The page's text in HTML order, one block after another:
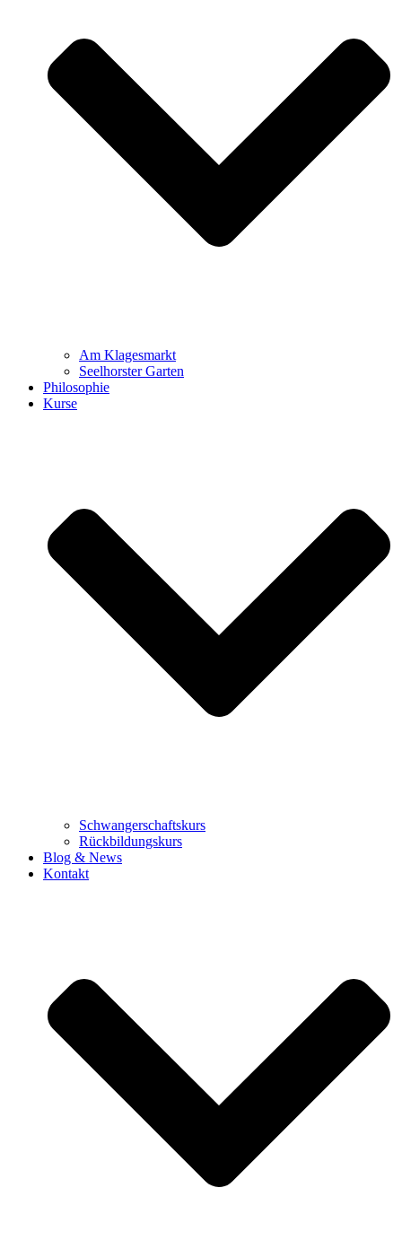
Am Klagesmarkt
Seelhorster Garten
Philosophie
Kurse
Schwangerschaftskurs
Rückbildungskurs
Blog & News
Kontakt